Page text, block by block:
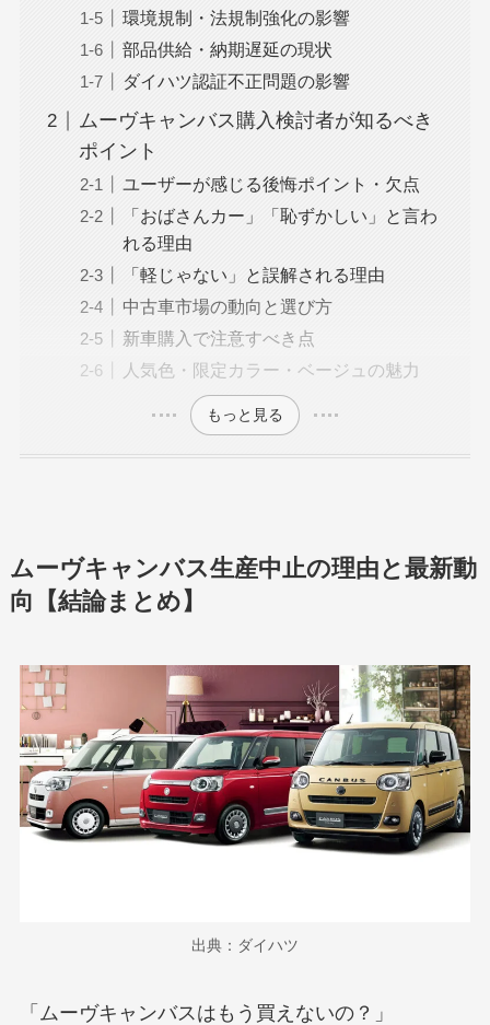
環境規制・法規制強化の影響
部品供給・納期遅延の現状
ダイハツ認証不正問題の影響
ムーヴキャンバス購入検討者が知るべき
ポイント
ユーザーが感じる後悔ポイント・欠点
「おばさんカー」「恥ずかしい」と言わ
れる理由
「軽じゃない」と誤解される理由
中古車市場の動向と選び方
新車購入で注意すべき点
人気色・限定カラー・ベージュの魅力
もっと見る
ムーヴキャンバス生産中止の理由と最新動
向【結論まとめ】
出典：ダイハツ
「ムーヴキャンバスはもう買えないの？」